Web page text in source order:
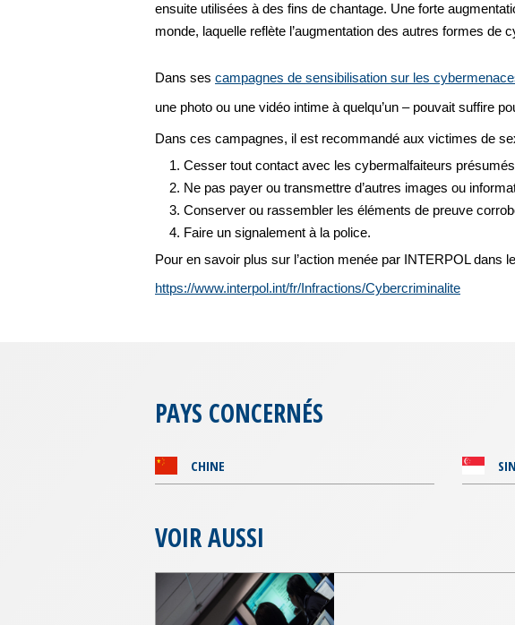
ensuite utilisées à des fins de chantage. Une forte
monde, laquelle reflète l’augmentation des autres formes
Dans ses campagnes de sensibilisation sur les
une photo ou une vidéo intime à quelqu’un – pouvait suffire
Dans ces campagnes, il est recommandé aux victimes de
Cesser tout contact avec les cybermalfaiteurs
Ne pas payer ou transmettre d’autres images ou
Conserver ou rassembler les éléments de preuve
Faire un signalement à la police.
Pour en savoir plus sur l’action menée par INTERPOL dans
https://www.interpol.int/fr/Infractions/Cybercriminalite
PAYS CONCERNÉS
CHINE
VOIR AUSSI